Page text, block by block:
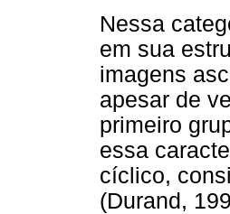
Nessa
em sua
imagens
apesar de
primeiro
essa
cíclico,
(Durand,